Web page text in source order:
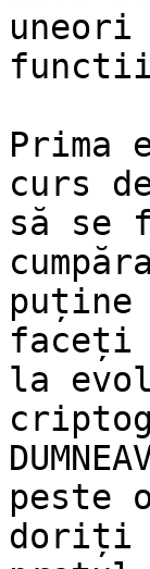
Prima
curs
să se
puține
faceți
la
peste
doriți